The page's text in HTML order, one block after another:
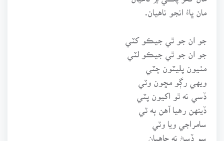
مان ڀاءُ انجو ناهيان.
جو ان جو ٿي جيڪو کٽي
جو ان جو ٿي جيڪو لٽي
مٺيون پليٽون چٽي
ويهي رڳو مڇون وٽي
ڏسي نه ٿو اکيون پٽي
ڏينهن رهيا آهن ٻه ٽي
سامراجي ويا وٽي
سو ڏسڻ نه چاهيان